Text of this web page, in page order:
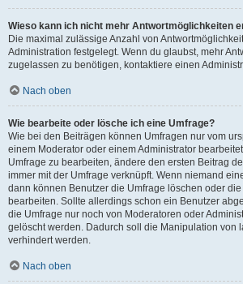
Wieso kann ich nicht mehr Antwortmöglichkeiten
Die maximal zulässige Anzahl von
Administration festgelegt. Wenn du glaubst, mehr
zugelassen zu benötigen, kontaktiere einen
Nach oben
Wie bearbeite oder lösche ich eine Umfrage?
Wie bei den Beiträgen können Umfragen nur vom
einem Moderator oder einem Administrator
Umfrage zu bearbeiten, ändere den ersten Beitrag
immer mit der Umfrage verknüpft. Wenn niemand
dann können Benutzer die Umfrage löschen oder
bearbeiten. Sollte allerdings schon ein Benutzer
die Umfrage nur noch von Moderatoren oder
gelöscht werden. Dadurch soll die Manipulation von
verhindert werden.
Nach oben